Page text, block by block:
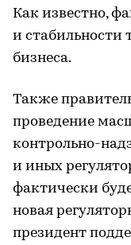
Как известно,
и стабильности
бизнеса.
Также
проведение
контрольно-
и иных
фактически
новая
президент